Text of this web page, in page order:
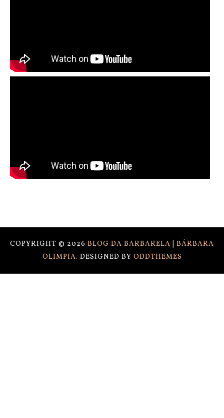
COPYRIGHT © 2026 BLOG DA BARBARELA | BÁRBARA
OLIMPIA. DESIGNED BY ODDTHEMES